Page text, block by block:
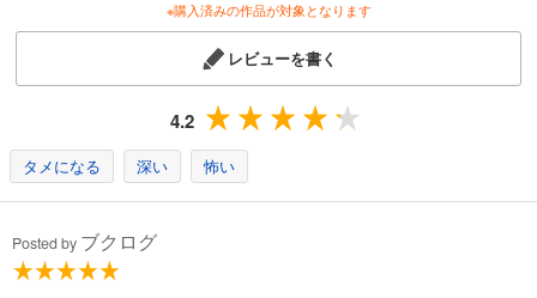
ャなど欧州を横断し、難民、歓迎側、拒否側など、様々な立場の人々を
取材しながら、独自の視点で、今日の欧州が自らを追い詰めていく人口
欧州各国がどのように外国人労働者や移民を受け入れ始め、そこから抜
マスコミや評論家、政治家などのエリートの世界で、移民受け入れへの
懸念の表明がどのようにしてタブー視されるように至ったのか。
エリートたちは、どのような論法で、一般庶民から生じる大規模な移民
政策への疑問や懸念を脇にそらしてきたのか。
※購入済みの作品が対象となります
レビューを書く
4.2
タメになる 深い 怖い
Posted by ブクログ